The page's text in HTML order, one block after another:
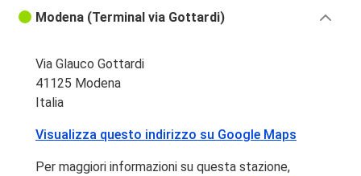
Modena (Terminal via Gottardi)
Via Glauco Gottardi
41125 Modena
Italia
Visualizza questo indirizzo su Google Maps
Per maggiori informazioni su questa stazione,